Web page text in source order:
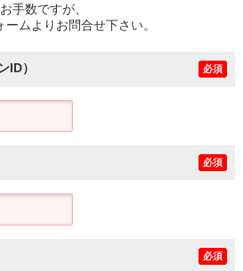
お手数ですが、
ームよりお問合せ下さい。
ID） 必須
必須
必須